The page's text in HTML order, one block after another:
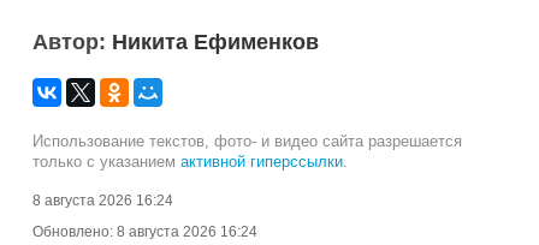
Автор: Никита Ефименков
Использование текстов, фото- и видео сайта разрешается
только с указанием активной гиперссылки
8 августа 2026 16:24
Обновлено: 8 августа 2026 16:24